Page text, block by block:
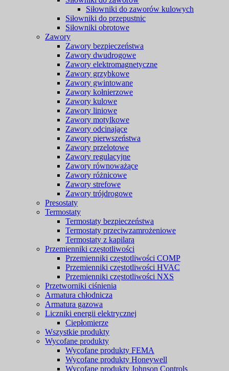
Siłowniki do zaworów kulowych
Siłowniki do przepustnic
Siłowniki obrotowe
Zawory
Zawory bezpieczeństwa
Zawory dwudrogowe
Zawory elektromagnetyczne
Zawory grzybkowe
Zawory gwintowane
Zawory kołnierzowe
Zawory kulowe
Zawory liniowe
Zawory motylkowe
Zawory odcinające
Zawory pierwszeństwa
Zawory przelotowe
Zawory regulacyjne
Zawory równoważące
Zawory różnicowe
Zawory strefowe
Zawory trójdrogowe
Presostaty
Termostaty
Termostaty bezpieczeństwa
Termostaty przeciwzamrożeniowe
Termostaty z kapilarą
Przemienniki częstotliwości
Przemienniki częstotliwości COMP
Przemienniki częstotliwości HVAC
Przemienniki częstotliwości NXS
Przetworniki ciśnienia
Armatura chłodnicza
Armatura gazowa
Liczniki energii elektrycznej
Ciepłomierze
Wszystkie produkty
Wycofane produkty
Wycofane produkty FEMA
Wycofane produkty Honeywell
Wycofane produkty Johnson Controls